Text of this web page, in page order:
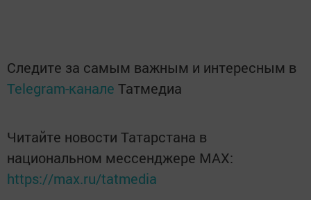
Следите за самым важным и интересным в
Telegram-канале Татмедиа
Читайте новости Татарстана в
национальном мессенджере MАХ:
https://max.ru/tatmedia